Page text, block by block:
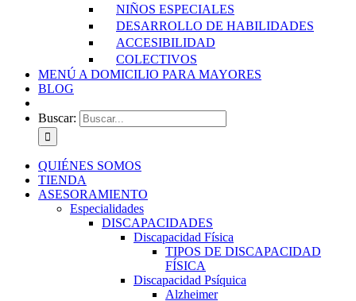
NIÑOS ESPECIALES
DESARROLLO DE HABILIDADES
ACCESIBILIDAD
COLECTIVOS
MENÚ A DOMICILIO PARA MAYORES
BLOG
Buscar:
QUIÉNES SOMOS
TIENDA
ASESORAMIENTO
Especialidades
DISCAPACIDADES
Discapacidad Física
TIPOS DE DISCAPACIDAD
FÍSICA
Discapacidad Psíquica
Alzheimer